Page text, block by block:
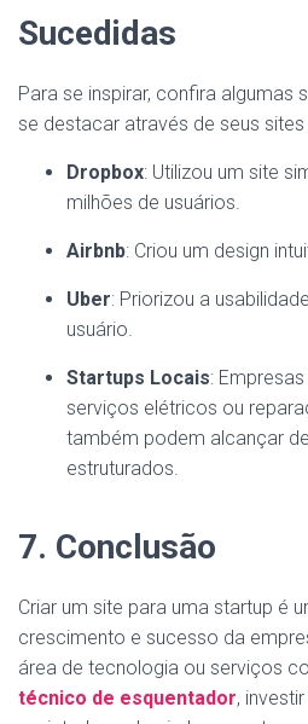
Sucedidas
Para se inspirar, confira algumas
se destacar através de seus
Dropbox: Utilizou um site
milhões de usuários.
Airbnb: Criou um design
Uber: Priorizou a
usuário.
Startups Locais:
serviços elétricos ou
também podem alcançar
estruturados.
7. Conclusão
Criar um site para uma startup é
crescimento e sucesso da
área de tecnologia ou serviços
técnico de esquentador,